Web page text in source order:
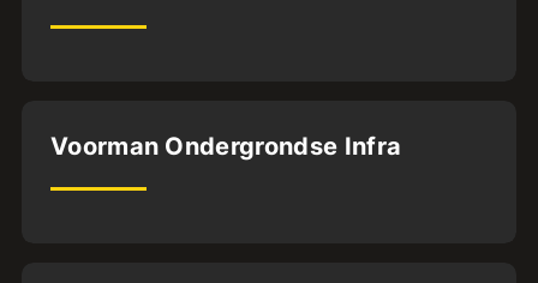
Deventer
Voorman Ondergrondse Infra